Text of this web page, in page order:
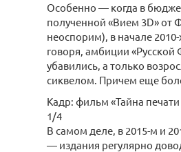
Особенно — когда в
полученной «Вием 3D» от
неоспорим), в начале
говоря, амбиции
убавились, а только
сиквелом. Причем еще
Кадр: фильм «Тайна
1/4
В самом деле, в 2015-м и
— издания регулярно